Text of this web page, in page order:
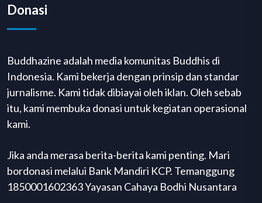
Donasi
Buddhazine adalah media komunitas Buddhis di
Indonesia. Kami bekerja dengan prinsip dan standar
jurnalisme. Kami tidak dibiayai oleh iklan. Oleh sebab
itu, kami membuka donasi untuk kegiatan operasional
kami.
Jika anda merasa berita-berita kami penting. Mari
bordonasi melalui Bank Mandiri KCP. Temanggung
1850001602363 Yayasan Cahaya Bodhi Nusantara